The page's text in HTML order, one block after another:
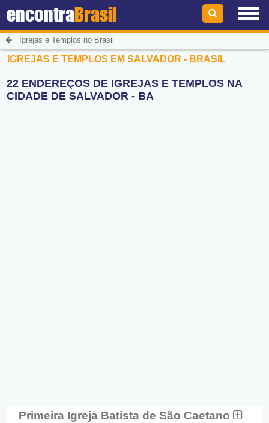
encontraBrasil
Igrejas e Templos no Brasil
IGREJAS E TEMPLOS EM SALVADOR - BRASIL
22 ENDEREÇOS DE IGREJAS E TEMPLOS NA
CIDADE DE SALVADOR - BA
Primeira Igreja Batista de São Caetano